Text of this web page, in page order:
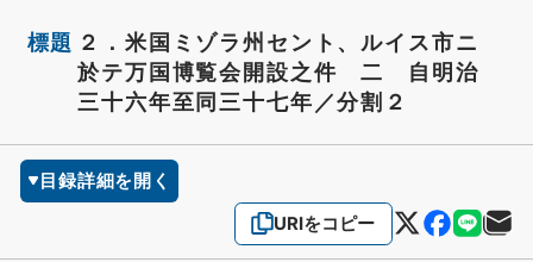
標題 ２．米国ミゾラ州セント、ルイス市ニ
於テ万国博覧会開設之件 二 自明治
三十六年至同三十七年／分割２
目録詳細を開く
URIをコピー